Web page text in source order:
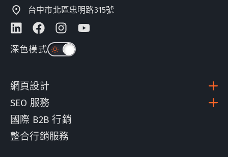
台中市北區忠明路315號
深色模式
網頁設計
SEO 服務
國際 B2B 行銷
整合行銷服務